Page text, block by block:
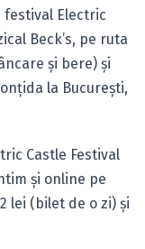
Electric
Beck’s, pe ruta
şi bere) şi
la Bucureşti,
Castle Festival
şi online pe
lei (bilet de o zi) şi